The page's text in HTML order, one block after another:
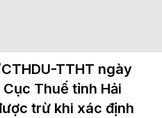
TTHT ngày
Thuế tỉnh Hải
trừ khi xác định